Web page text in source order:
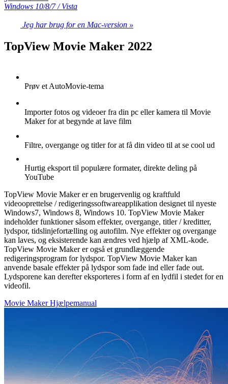
Windows 10/8/7 / Vista
Jeg har brug for en Mac-version »
TopView Movie Maker 2022
Prøv et AutoMovie-tema
Importer fotos og videoer fra din pc eller kamera til Movie
Maker for at begynde at lave film
Filtre, overgange og titler for at få din video til at se cool ud
Hurtig eksport til populære formater, direkte deling på
YouTube
TopView Movie Maker er en brugervenlig og kraftfuld
videooprettelse / redigeringssoftwareapplikation designet til nyeste
Windows7, Windows 8, Windows 10. TopView Movie Maker
indeholder funktioner såsom effekter, overgange, titler / kreditter,
lydspor, tidslinjefortælling og autofilm. Nye effekter og overgange
kan laves, og eksisterende kan ændres ved hjælp af XML-kode.
TopView Movie Maker er også et grundlæggende
redigeringsprogram for lydspor. TopView Movie Maker kan
anvende basale effekter på lydspor som fade ind eller fade out.
Lydsporene kan derefter eksporteres i form af en lydfil i stedet for en
videofil.
Movie Maker Hjælpemanual